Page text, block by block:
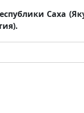
Саха